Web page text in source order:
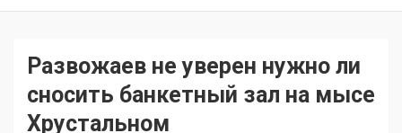
Развожаев не уверен нужно ли
сносить банкетный зал на мысе
Хрустальном